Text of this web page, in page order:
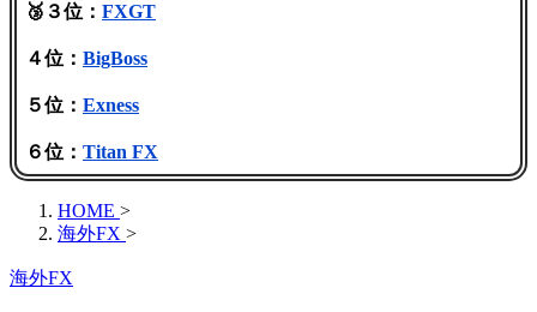
🥉３位： FXGT
４位： BigBoss
５位： Exness
６位： Titan FX
HOME >
海外FX >
海外FX